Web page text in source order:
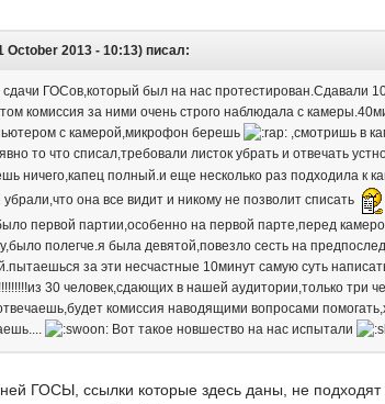
2013 - 10:13) писал:
ГОСов,который был на нас протестирован.Сдавали
комиссия за ними очень строго наблюдала с
с камерой,микрофон берешь
,смотришь в
то что списал,требовали листок убрать и отвечать
ничего,капец полный.и еще несколько раз подходила
она все видит и никому не позволит списать
первой партии,особенно на первой парте,перед
полегче.я была девятой,повезло сесть на
за эти несчастные 10минут самую суть
30 человек,сдающих в нашей аудитории,только три
комиссия наводящими вопросами
Вот такое новшество на нас испытали
ГОСЫ, ссылки которые здесь даны, не